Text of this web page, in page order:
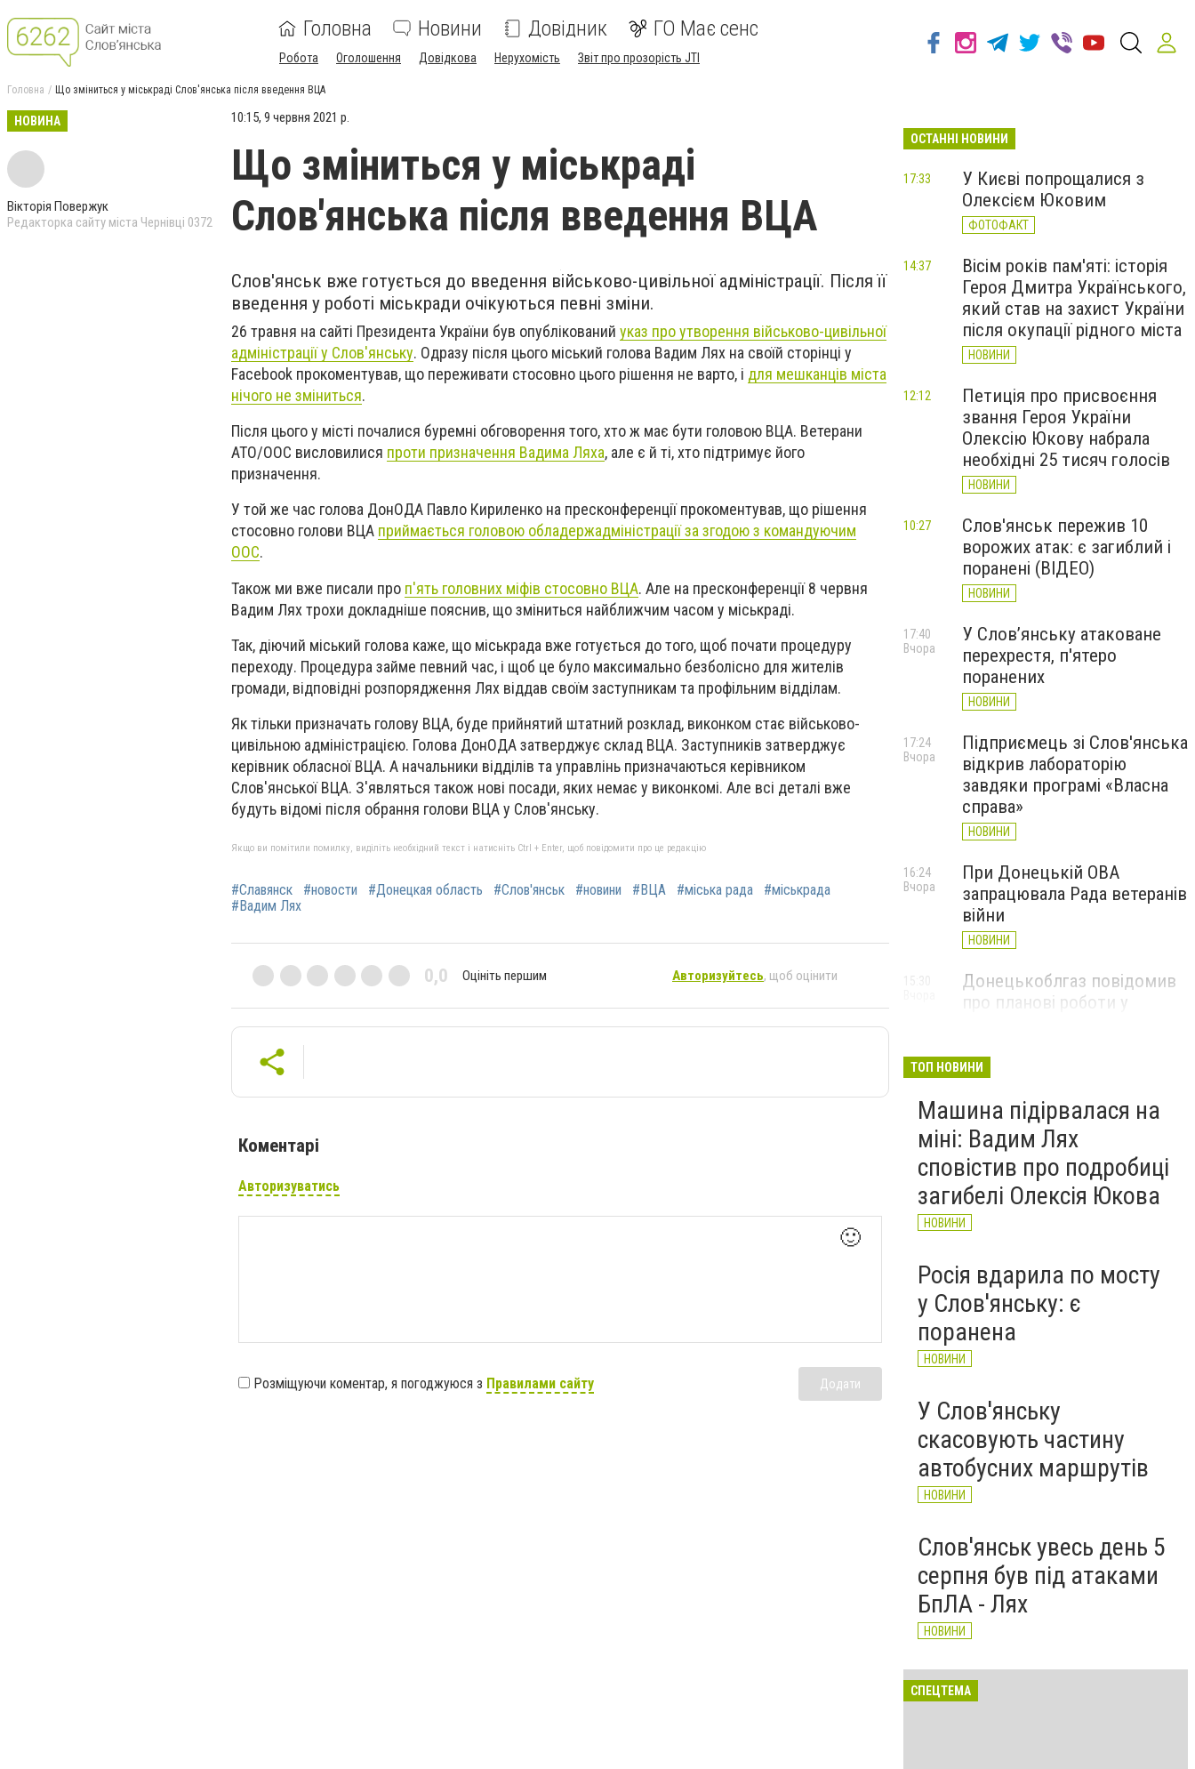
Головна Новини Довідник ГО Має сенс
Робота Оголошення Довідкова Нерухомість Звіт про прозорість JTI
Головна Що зміниться у міськраді Слов'янська після введення ВЦА
НОВИНА
Вікторія Повержук
Редакторка сайту міста Чернівці 0372
10:15, 9 червня 2021 р.
Що зміниться у міськраді
Слов'янська після введення ВЦА
Слов'янськ вже готується до введення військово-цивільної адміністрації. Після її
введення у роботі міськради очікуються певні зміни.
26 травня на сайті Президента України був опублікований указ про утворення військово-цивільної
адміністрації у Слов'янську. Одразу після цього міський голова Вадим Лях на своїй сторінці у
Facebook прокоментував, що переживати стосовно цього рішення не варто, і для мешканців міста
нічого не зміниться.
Після цього у місті почалися буремні обговорення того, хто ж має бути головою ВЦА. Ветерани
АТО/ООС висловилися проти призначення Вадима Ляха, але є й ті, хто підтримує його
призначення.
У той же час голова ДонОДА Павло Кириленко на пресконференції прокоментував, що рішення
стосовно голови ВЦА приймається головою обладержадміністрації за згодою з командуючим
ООС.
Також ми вже писали про п'ять головних міфів стосовно ВЦА. Але на пресконференції 8 червня
Вадим Лях трохи докладніше пояснив, що зміниться найближчим часом у міськраді.
Так, діючий міський голова каже, що міськрада вже готується до того, щоб почати процедуру
переходу. Процедура займе певний час, і щоб це було максимально безболісно для жителів
громади, відповідні розпорядження Лях віддав своїм заступникам та профільним відділам.
Як тільки призначать голову ВЦА, буде прийнятий штатний розклад, виконком стає військово-
цивільною адміністрацією. Голова ДонОДА затверджує склад ВЦА. Заступників затверджує
керівник обласної ВЦА. А начальники відділів та управлінь призначаються керівником
Слов'янської ВЦА. З'являться також нові посади, яких немає у виконкомі. Але всі деталі вже
будуть відомі після обрання голови ВЦА у Слов'янську.
Якщо ви помітили помилку, виділіть необхідний текст і натисніть Ctrl + Enter, щоб повідомити про це редакцію
#Славянск #новости #Донецкая область #Слов'янськ #новини #ВЦА #міська рада
#міськрада
#Вадим Лях
0,0 Оцініть першим Авторизуйтесь, щоб оцінити
Коментарі
Авторизуватись
🙂
Розміщуючи коментар, я погоджуюся з Правилами сайту Додати
ОСТАННІ НОВИНИ
У Києві попрощалися з
Олексієм Юковим
ФОТОФАКТ
17:33
Вісім років пам'яті: історія
Героя Дмитра Українського,
який став на захист України
після окупації рідного міста
НОВИНИ
14:37
Петиція про присвоєння
звання Героя України
Олексію Юкову набрала
необхідні 25 тисяч голосів
НОВИНИ
12:12
Слов'янськ пережив 10
ворожих атак: є загиблий і
поранені (ВІДЕО)
НОВИНИ
10:27
У Слов’янську атаковане
перехрестя, п'ятеро
поранених
НОВИНИ
17:40
Вчора
Підприємець зі Слов'янська
відкрив лабораторію
завдяки програмі «Власна
справа»
НОВИНИ
17:24
Вчора
При Донецькій ОВА
запрацювала Рада ветеранів
війни
НОВИНИ
16:24
Вчора
Донецькоблгаз повідомив
про планові роботи у
НОВИНИ
15:30
ТОП НОВИНИ
Машина підірвалася на
міні: Вадим Лях
сповістив про подробиці
загибелі Олексія Юкова
НОВИНИ
Росія вдарила по мосту
у Слов'янську: є
поранена
НОВИНИ
У Слов'янську
скасовують частину
автобусних маршрутів
НОВИНИ
Слов'янськ увесь день 5
серпня був під атаками
БпЛА - Лях
НОВИНИ
СПЕЦТЕМА